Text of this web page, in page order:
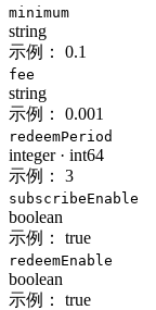
minimum
string
示例：
0.1
fee
string
示例：
0.001
redeemPeriod
integer· int64
示例：
3
subscribeEnable
boolean
示例：
true
redeemEnable
boolean
示例：
true